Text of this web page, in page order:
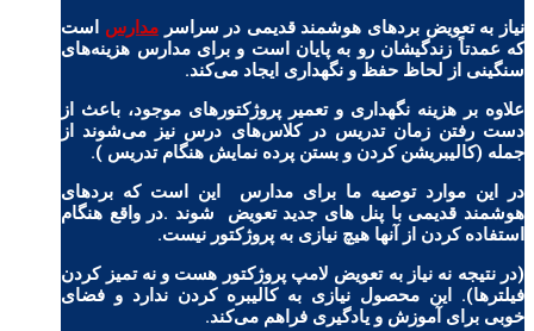
نیاز به تعویض بردهای هوشمند قدیمی در سراسرمدارس است
که عمدتاً زندگیشان رو به پایان است و برای مدارس هزینه‌های
سنگینی از لحاظ حفظ و نگهداری ایجاد می‌کند.
علاوه بر هزینه نگهداری و تعمیر پروژکتورهای موجود، باعث از
دست رفتن زمان تدریس در کلاس‌های درس نیز می‌شوند از
جمله (کالیبریشن کردن و بستن پرده نمایش هنگام تدریس ).
در این موارد توصیه ما برای مدارس این است که بردهای
هوشمند قدیمی با پنل های جدید تعویض شوند .در واقع هنگام
استفاده کردن از آنها هیچ نیازی به پروژکتور نیست.
(در نتیجه نه نیاز به تعویض لامپ پروژکتور هست و نه تمیز کردن
فیلترها). این محصول نیازی به کالیبره کردن ندارد و فضای
خوبی برای آموزش و یادگیری فراهم می‌کند.